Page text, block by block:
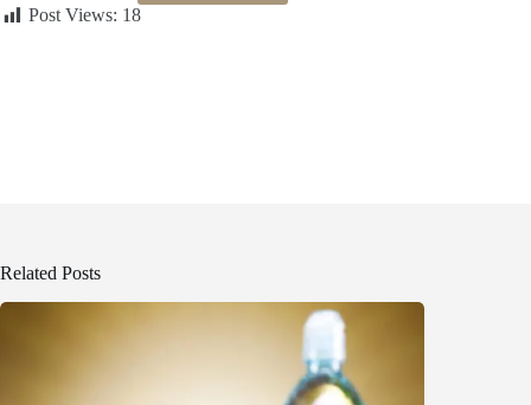
Post Views: 18
Related Posts